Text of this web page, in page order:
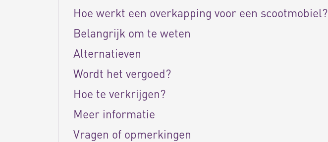
Hoe werkt een overkapping voor een scootmobiel?
Belangrijk om te weten
Alternatieven
Wordt het vergoed?
Hoe te verkrijgen?
Meer informatie
Vragen of opmerkingen